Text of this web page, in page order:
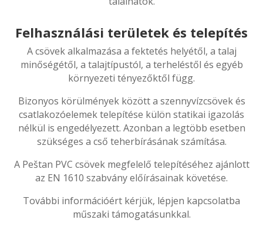
Felhasználási területek és telepítés
A csövek alkalmazása a fektetés helyétől, a talaj
minőségétől, a talajtípustól, a terheléstől és egyéb
környezeti tényezőktől függ.
Bizonyos körülmények között a szennyvízcsövek és
csatlakozóelemek telepítése külön statikai igazolás
nélkül is engedélyezett. Azonban a legtöbb esetben
szükséges a cső teherbírásának számítása.
A Peštan PVC csövek megfelelő telepítéséhez ajánlott
az EN 1610 szabvány előírásainak követése.
További információért kérjük, lépjen kapcsolatba
műszaki támogatásunkkal.